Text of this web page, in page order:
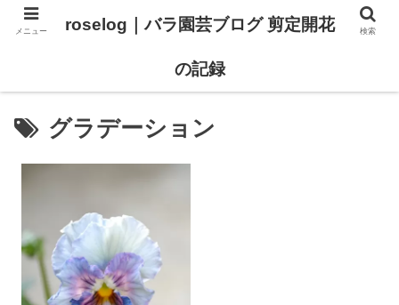
グラデーション
メニュー roselog｜バラ園芸ブログ 剪定開花
の記録
検索